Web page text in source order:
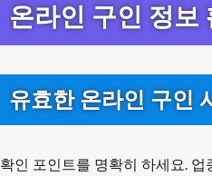
온라인 구인 정보
유효한 온라인 구인
확인 포인트를 명확히 하세요.